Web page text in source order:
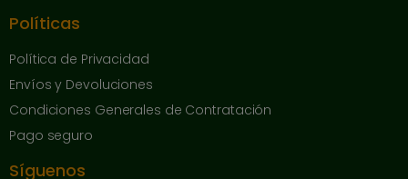
Políticas
Política de Privacidad
Envíos y Devoluciones
Condiciones Generales de Contratación
Pago seguro
Síguenos